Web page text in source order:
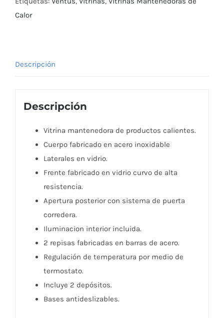
Calor
Descripción
Descripción
Vitrina mantenedora de productos calientes.
Cuerpo fabricado en acero inoxidable
Laterales en vidrio.
Frente fabricado en vidrio curvo de alta
resistencia.
Apertura posterior con sistema de puerta
corredera.
Iluminacion interior incluida.
2 repisas fabricadas en barras de acero.
Regulación de temperatura por medio de
termostato.
Incluye 2 depósitos.
Bases antideslizables.